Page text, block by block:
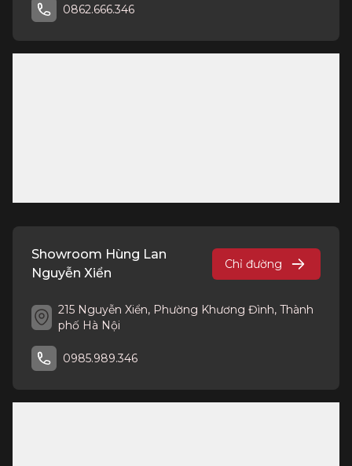
0862.666.346
Showroom Hùng Lan
Nguyễn Xiển
Chỉ đường
215 Nguyễn Xiển, Phường Khương Đình, Thành
phố Hà Nội
0985.989.346